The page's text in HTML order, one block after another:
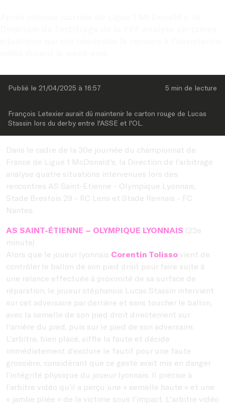
Publié le 21/04/2025 à 16:57 5 min de lecture
François Letexier aurait dû maintenir le carton rouge de Lucas
Stassin lors du derby entre l'ASSE et l'OL.
Dans le cadre de la 30e journée du championnat de
France de Ligue 1 McDonald's, la Direction de l’arbitrage
analyse quatre situations intervenues lors des
rencontres AS Saint-Etienne - Olympique Lyonnais,
Stade Brestois 29 - RC Lens et Stade Rennais - FC
Nantes.
AS SAINT-ÉTIENNE – OLYMPIQUE LYONNAIS (22e
minute)
Alors que le joueur lyonnais Corentin Tolisso vient de
contrôler le ballon de son pied droit pour faire suite à
une relance effectuée à proximité de sa surface de
réparation, le joueur stéphanois Lucas Stassin intervient
sur cet adversaire par derrière et sans toucher le ballon,
avec la semelle de son pied droit directement sur
l'arrière du pied, puis sur le pied de son adversaire.
L’arbitre, bien placé, siffle la faute et décide
immédiatement d’exclure le fautif pour une faute
grossière, considérant que ce geste avait mis en danger
l’intégrité physique du joueur lyonnais. Il précise à
l’arbitre vidéo qu’il a perçu une « semelle haute » et une
« jambe pliée » de la victime sous l'impact. L'arbitre vidéo